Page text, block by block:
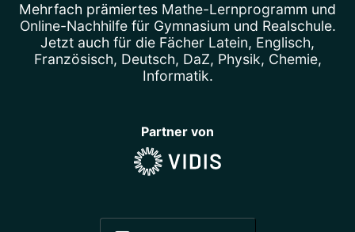
Mehrfach prämiertes Mathe-Lernprogramm und
Online-Nachhilfefür Gymnasium und Realschule.
Jetzt auch für die Fächer Latein, Englisch,
Französisch, Deutsch, DaZ, Physik, Chemie,
Informatik.
Partner von